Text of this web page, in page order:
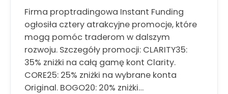
Firma proptradingowa Instant Funding
ogłosiła cztery atrakcyjne promocje, które
mogą pomóc traderom w dalszym
rozwoju. Szczegóły promocji: CLARITY35:
35% zniżki na całą gamę kont Clarity.
CORE25: 25% zniżki na wybrane konta
Original. BOGO20: 20% zniżki…